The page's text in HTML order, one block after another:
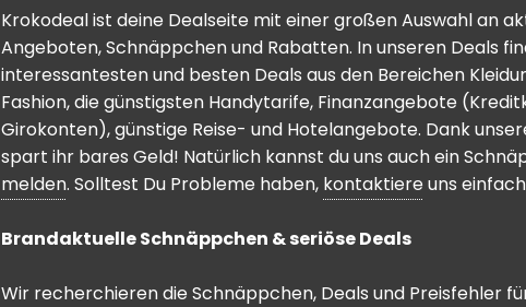
Krokodeal ist deine Dealseite mit einer großen Auswahl an
Angeboten, Schnäppchen und Rabatten. In unseren Deals
interessantesten und besten Deals aus den Bereichen
Fashion, die günstigsten Handytarife, Finanzangebote
Girokonten), günstige Reise- und Hotelangebote. Dank
spart ihr bares Geld! Natürlich kannst du uns auch ein
melden. Solltest Du Probleme haben, kontaktiere uns
Brandaktuelle Schnäppchen & seriöse Deals
Wir recherchieren die Schnäppchen, Deals und Preisfehler